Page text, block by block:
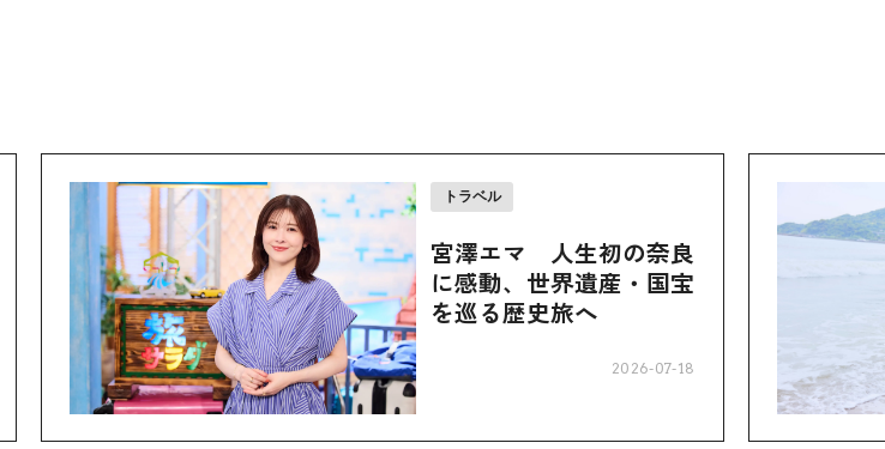
トラベル
宮澤エマ 人生初の奈良
に感動、世界遺産・国宝
を巡る歴史旅へ
2026-07-18